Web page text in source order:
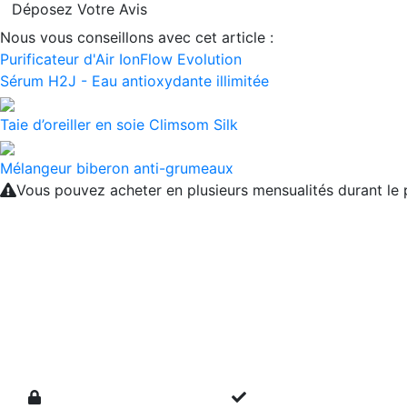
Déposez Votre Avis
Nous vous conseillons avec cet article :
Purificateur d'Air IonFlow Evolution
Sérum H2J - Eau antioxydante illimitée
Taie d’oreiller en soie Climsom Silk
Mélangeur biberon anti-grumeaux
Vous pouvez acheter en plusieurs mensualités durant le